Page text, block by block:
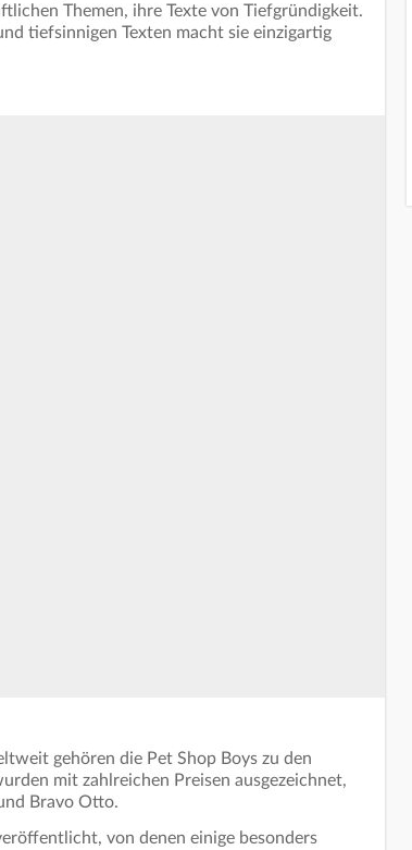
Themen, ihre Texte von Tiefgründigkeit.
tiefsinnigen Texten macht sie einzigartig
gehören die Pet Shop Boys zu den
mit zahlreichen Preisen ausgezeichnet,
Bravo Otto.
von denen einige besonders